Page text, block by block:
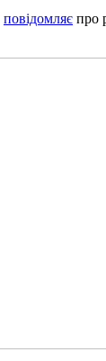
повідомляє про